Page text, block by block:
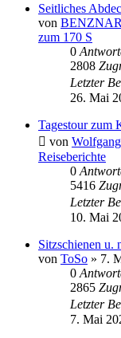
Seitliches
von
zum 170 S
0
2808
Letzter
26. Mai
Tagestour zum
von
Reiseberichte
0
5416
Letzter
10. Mai
Sitzschienen u.
von ToSo » 7.
0
2865
Letzter
7. Mai